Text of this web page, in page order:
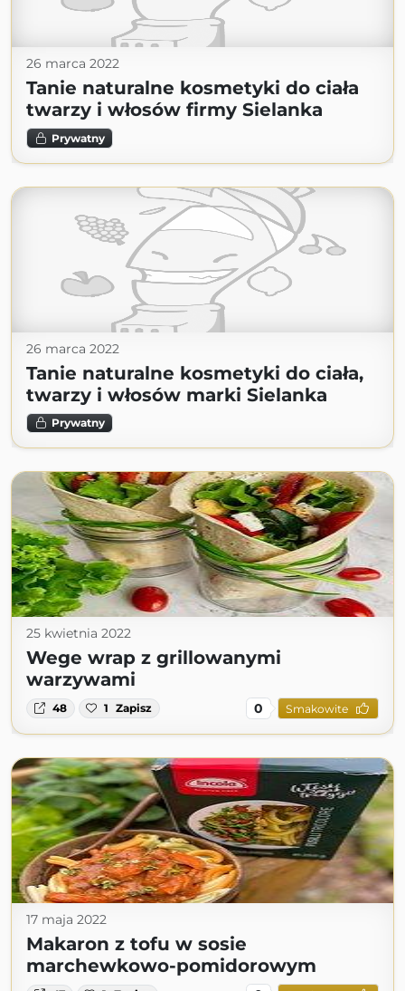
26 marca 2022
Tanie naturalne kosmetyki do ciała
twarzy i włosów firmy Sielanka
Prywatny
26 marca 2022
Tanie naturalne kosmetyki do ciała,
twarzy i włosów marki Sielanka
Prywatny
25 kwietnia 2022
Wege wrap z grillowanymi
warzywami
48 1 Zapisz 0 Smakowite
17 maja 2022
Makaron z tofu w sosie
marchewkowo-pomidorowym